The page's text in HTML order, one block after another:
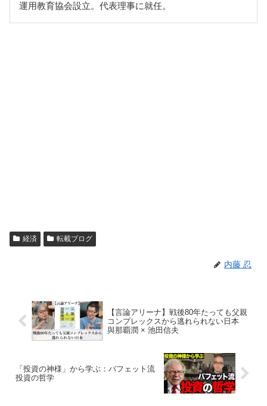
運用教育協会設立。代表理事に就任。
経済 転載ブログ
内藤 忍
【言論アリーナ】戦後80年たっても父親
コンプレックスから逃れられない日本
與那覇潤 × 池田信夫
「投資の神様」から学ぶ：バフェット流
投資の哲学